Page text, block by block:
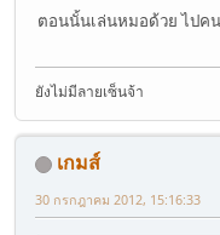
ตอนนั้นเล่นหมอด้วย ไปค
ยังไม่มีลายเซ็นจ้า
เกมส์
30 กรกฎาคม 2012, 15:16:33